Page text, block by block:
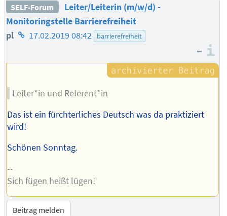
SELF-Forum
Leiter/Leiterin (m/w/d) -
Monitoringstelle Barrierefreiheit
pl Homepage
Autors
17.02.2019 08:42 barrierefreiheit
–
Leiter*in und Referent*in
Das ist ein fürchterliches Deutsch was da praktiziert
wird!
Schönen Sonntag.
--
Sich fügen heißt lügen!
Beitrag melden